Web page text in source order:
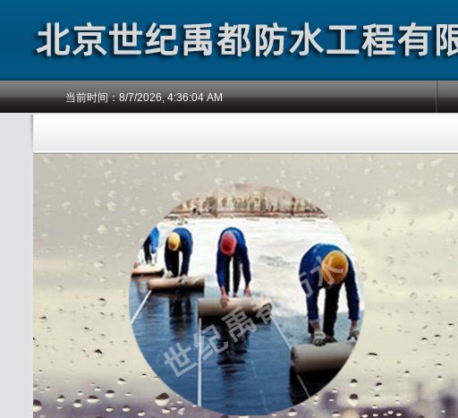
当前时间：8/7/2026, 4:36:04 AM